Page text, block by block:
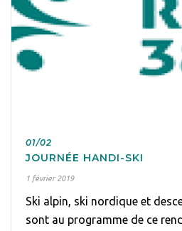
01/02
JOURNÉE HANDI-SKI
1 février 2019
Ski alpin, ski nordique et
sont au programme de ce